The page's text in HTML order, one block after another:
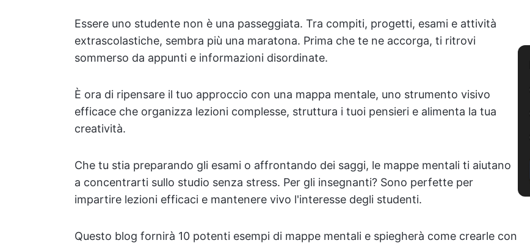
Essere uno studente non è una passeggiata. Tra compiti, progetti, esami e attività
extrascolastiche, sembra più una maratona. Prima che te ne accorga, ti ritrovi
sommerso da appunti e informazioni disordinate.
È ora di ripensare il tuo approccio con una mappa mentale, uno strumento visivo
efficace che organizza lezioni complesse, struttura i tuoi pensieri e alimenta la tua
creatività.
Che tu stia preparando gli esami o affrontando dei saggi, le mappe mentali ti aiutano
a concentrarti sullo studio senza stress. Per gli insegnanti? Sono perfette per
impartire lezioni efficaci e mantenere vivo l'interesse degli studenti.
Questo blog fornirà 10 potenti esempi di mappe mentali e spiegherà come crearle con